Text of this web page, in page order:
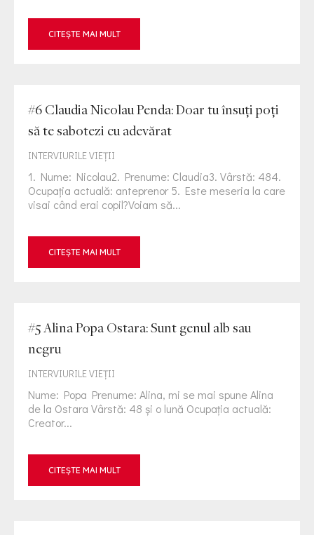
CITEȘTE MAI MULT
#6 Claudia Nicolau Penda: Doar tu însuți poți
să te sabotezi cu adevărat
INTERVIURILE VIEŢII
1. Nume: Nicolau2. Prenume: Claudia3. Vârstă: 484.
Ocupația actuală: anteprenor 5. Este meseria la care
visai când erai copil?Voiam să...
CITEȘTE MAI MULT
#5 Alina Popa Ostara: Sunt genul alb sau
negru
INTERVIURILE VIEŢII
Nume: Popa Prenume: Alina, mi se mai spune Alina
de la Ostara Vârstă: 48 și o lună Ocupația actuală:
Creator...
CITEȘTE MAI MULT